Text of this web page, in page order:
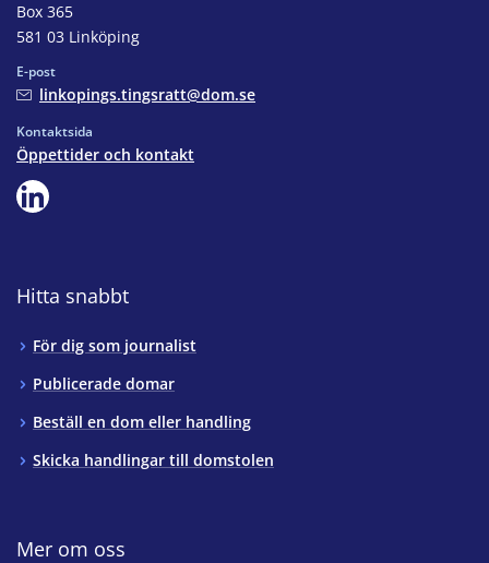
Box 365
581 03 Linköping
E-post
linkopings.tingsratt@dom.se
Kontaktsida
Öppettider och kontakt
Hitta snabbt
För dig som journalist
Publicerade domar
Beställ en dom eller handling
Skicka handlingar till domstolen
Mer om oss